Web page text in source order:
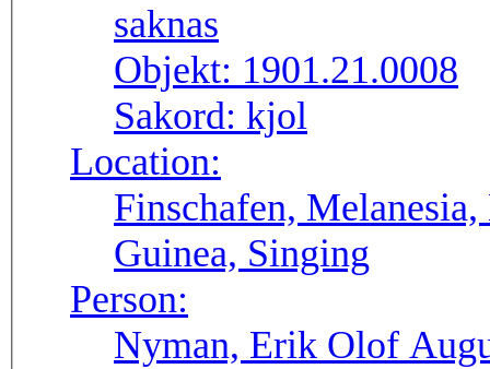
Objekt: 1901.21.0008
Sakord: kjol
Location:
Finschafen,
Guinea, Singing
Person:
Nyman, Erik Olof